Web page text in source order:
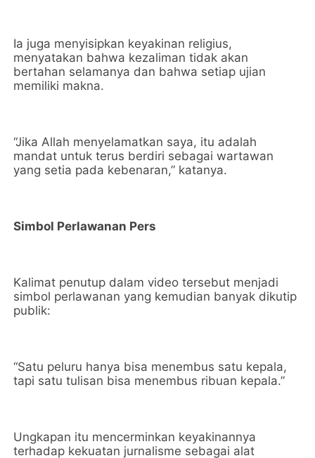
Ia juga menyisipkan keyakinan religius,
menyatakan bahwa kezaliman tidak akan
bertahan selamanya dan bahwa setiap ujian
memiliki makna.
“Jika Allah menyelamatkan saya, itu adalah
mandat untuk terus berdiri sebagai wartawan
yang setia pada kebenaran,” katanya.
Simbol Perlawanan Pers
Kalimat penutup dalam video tersebut menjadi
simbol perlawanan yang kemudian banyak dikutip
publik:
“Satu peluru hanya bisa menembus satu kepala,
tapi satu tulisan bisa menembus ribuan kepala.”
Ungkapan itu mencerminkan keyakinannya
terhadap kekuatan jurnalisme sebagai alat